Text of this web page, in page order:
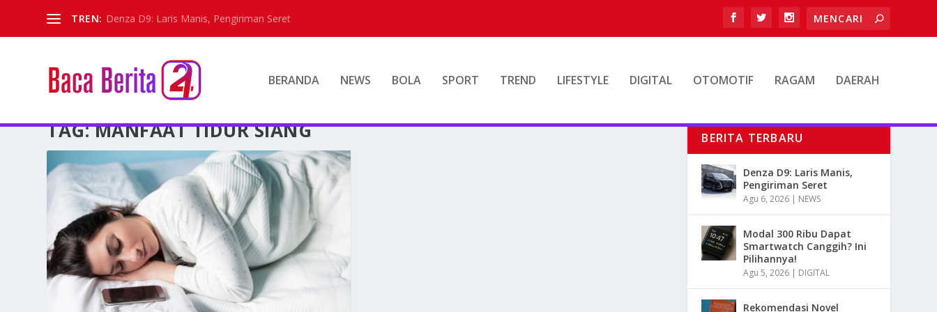
TREN: Denza D9: Laris Manis, Pengiriman Seret
BERANDA NEWS BOLA SPORT TREND LIFESTYLE DIGITAL OTOMOTIF RAGAM DAERAH
TAG:MANFAAT TIDUR SIANG BERITA TERBARU
Denza D9: Laris Manis,
Pengiriman Seret
Agu 6, 2026 | NEWS
Modal 300 Ribu Dapat
Smartwatch Canggih? Ini
Pilihannya!
Agu 5, 2026 | DIGITAL
Rekomendasi Novel